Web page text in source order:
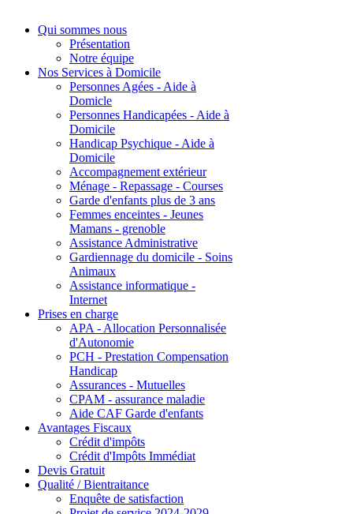
Qui sommes nous
Présentation
Notre équipe
Nos Services à Domicile
Personnes Agées - Aide à
Domicle
Personnes Handicapées - Aide à
Domicile
Handicap Psychique - Aide à
Domicile
Accompagnement extérieur
Ménage - Repassage - Courses
Garde d'enfants plus de 3 ans
Femmes enceintes - Jeunes
Mamans - grenoble
Assistance Administrative
Gardiennage du domicile - Soins
Animaux
Assistance informatique -
Internet
Prises en charge
APA - Allocation Personnalisée
d'Autonomie
PCH - Prestation Compensation
Handicap
Assurances - Mutuelles
CPAM - assurance maladie
Aide CAF Garde d'enfants
Avantages Fiscaux
Crédit d'impôts
Crédit d'Impôts Immédiat
Devis Gratuit
Qualité / Bientraitance
Enquête de satisfaction